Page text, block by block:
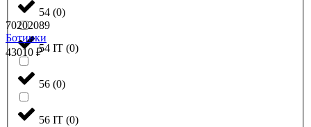
54 (0)
54 IT (0)
56 (0)
56 IT (0)
70202089
Ботинки
43010 ₽